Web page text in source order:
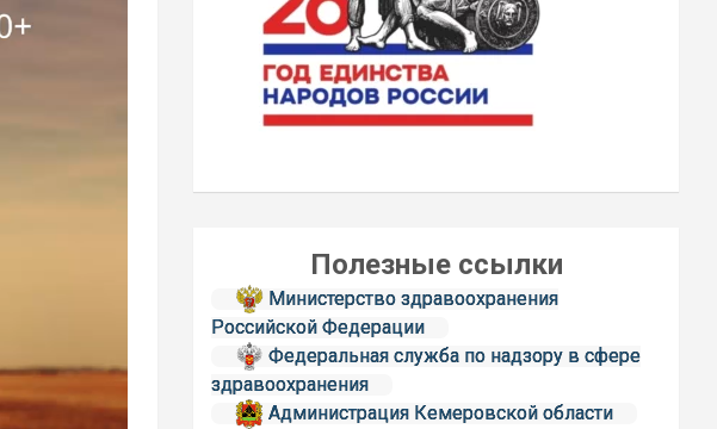
Полезные ссылки
Министерство здравоохранения
Российской Федерации
Федеральная служба по надзору в сфере
здравоохранения
Администрация Кемеровской области